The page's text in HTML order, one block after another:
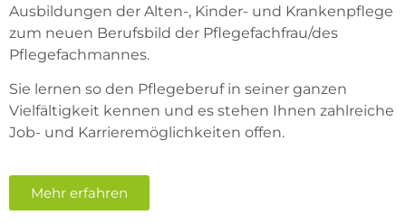
Ausbildungen der Alten-, Kinder- und Krankenpflege
zum neuen Berufsbild der Pflegefachfrau/des
Pflegefachmannes.
Sie lernen so den Pflegeberuf in seiner ganzen
Vielfältigkeit kennen und es stehen Ihnen zahlreiche
Job- und Karrieremöglichkeiten offen.
Mehr erfahren